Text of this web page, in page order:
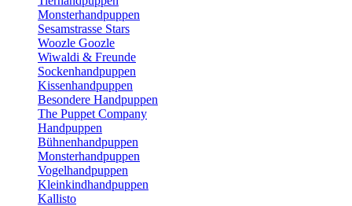
Monsterhandpuppen
Sesamstrasse Stars
Woozle Goozle
Wiwaldi & Freunde
Sockenhandpuppen
Kissenhandpuppen
Besondere Handpuppen
The Puppet Company
Handpuppen
Bühnenhandpuppen
Monsterhandpuppen
Vogelhandpuppen
Kleinkindhandpuppen
Kallisto